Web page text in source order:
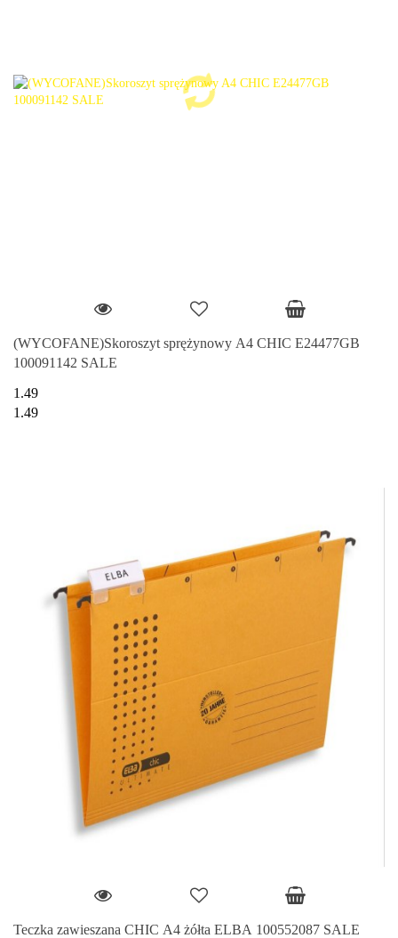
(WYCOFANE)Skoroszyt sprężynowy A4 CHIC E24477GB
100091142 SALE
1.49
1.49
Teczka zawieszana CHIC A4 żółta ELBA 100552087 SALE